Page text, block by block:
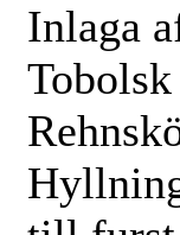
Inlaga